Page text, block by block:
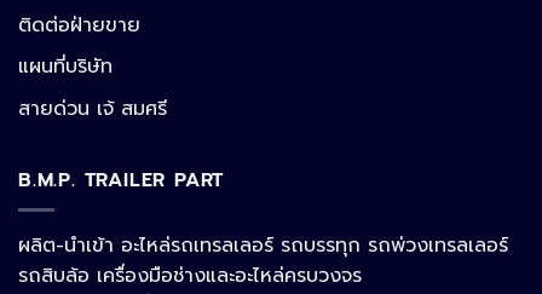
ติดต่อฝ่ายขาย
แผนที่บริษัท
สายด่วน เจ้ สมศรี
B.M.P. TRAILER PART
ผลิต-นำเข้า อะไหล่รถเทรลเลอร์ รถบรรทุก รถพ่วงเทรลเลอร์
รถสิบล้อ เครื่องมือช่างและอะไหล่ครบวงจร